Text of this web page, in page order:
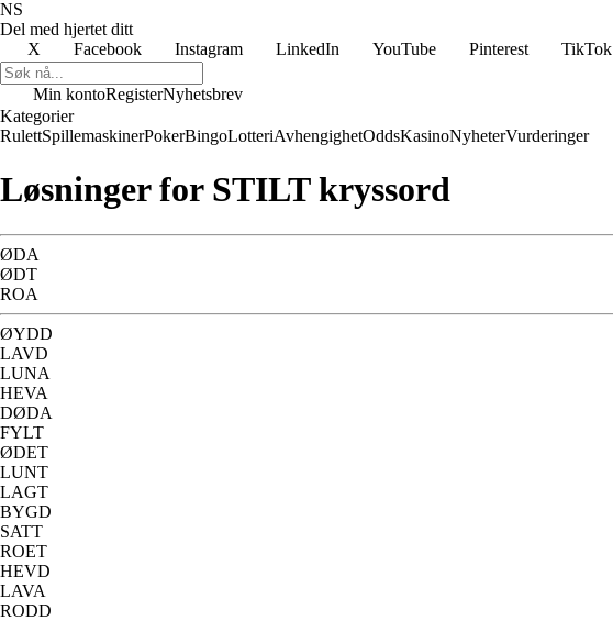
NS
Del med hjertet ditt
X
Facebook Instagram LinkedIn YouTube Pinterest TikTok
Min kontoRegisterNyhetsbrev
Kategorier
RulettSpillemaskinerPokerBingoLotteriAvhengighetOddsKasinoNyheterVurderinger
Løsninger for STILT kryssord
ØDA
ØDT
ROA
ØYDD
LAVD
LUNA
HEVA
DØDA
FYLT
ØDET
LUNT
LAGT
BYGD
SATT
ROET
HEVD
LAVA
RODD